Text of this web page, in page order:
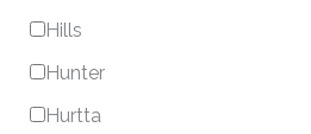
Hills
Hunter
Hurtta